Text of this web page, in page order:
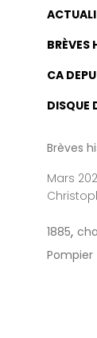
BRÈVES
CA
DISQUE
Brèves
Mars
1885,
Pompier